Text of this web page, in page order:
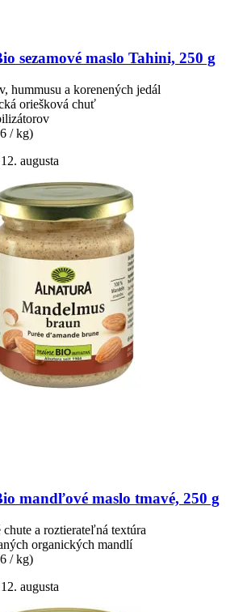
sezamové maslo Tahini, 250 g
hummusu a korenených jedál
oriešková chuť
/ kg)
augusta
mandľové maslo tmavé, 250 g
chute a roztierateľná textúra
organických mandlí
/ kg)
augusta